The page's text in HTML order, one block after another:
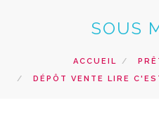
GERER SA COOPERATIVE
NOS ACTIONS
RESSOURCES ET
SOUS
ACCUEIL
DÉPÔT VENTE LIRE